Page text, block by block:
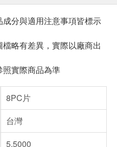
分與適用注意事項皆標示
略有差異，實際以廠商出
實際商品為準
8PC片
台灣
5.5000